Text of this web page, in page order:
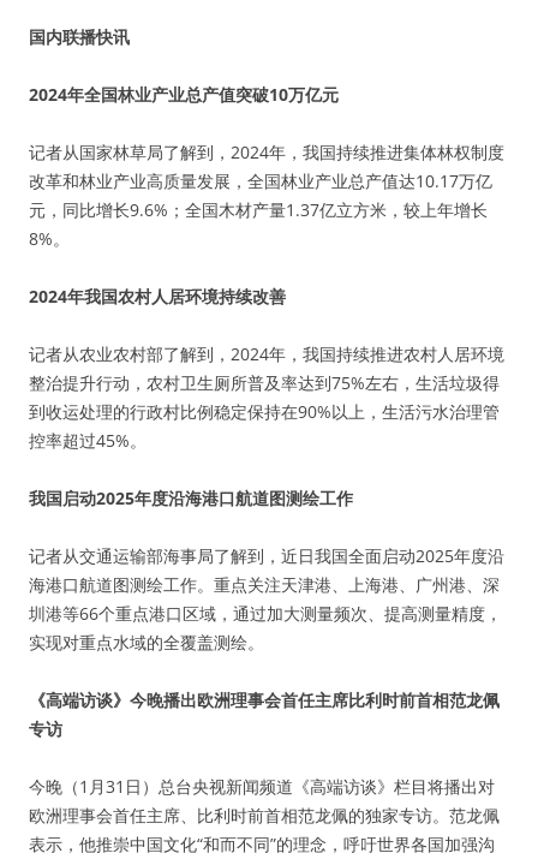
国内联播快讯
2024年全国林业产业总产值突破10万亿元
记者从国家林草局了解到，2024年，我国持续推进集体林权制度
改革和林业产业高质量发展，全国林业产业总产值达10.17万亿
元，同比增长9.6%；全国木材产量1.37亿立方米，较上年增长
8%。
2024年我国农村人居环境持续改善
记者从农业农村部了解到，2024年，我国持续推进农村人居环境
整治提升行动，农村卫生厕所普及率达到75%左右，生活垃圾得
到收运处理的行政村比例稳定保持在90%以上，生活污水治理管
控率超过45%。
我国启动2025年度沿海港口航道图测绘工作
记者从交通运输部海事局了解到，近日我国全面启动2025年度沿
海港口航道图测绘工作。重点关注天津港、上海港、广州港、深
圳港等66个重点港口区域，通过加大测量频次、提高测量精度，
实现对重点水域的全覆盖测绘。
《高端访谈》今晚播出欧洲理事会首任主席比利时前首相范龙佩
专访
今晚（1月31日）总台央视新闻频道《高端访谈》栏目将播出对
欧洲理事会首任主席、比利时前首相范龙佩的独家专访。范龙佩
表示，他推崇中国文化“和而不同”的理念，呼吁世界各国加强沟